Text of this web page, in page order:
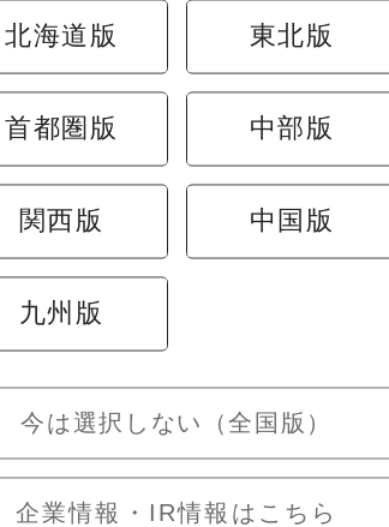
北海道版 東北版
首都圏版 中部版
関西版 中国版
九州版
今は選択しない（全国版）
企業情報・IR情報はこちら
「魚さま」は、さくら水産のこだわりを
「魚をとことん楽しむ」ための特別な空
豊洲市場から仕入れた、旬の魚介を使
魚料理の多彩な美味しさをご堪能いただ
ご宴会や接待などの幅広いシーンに対応
旬の味覚と丁寧なおもてなしで、心に残